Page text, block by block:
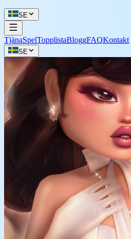
SE
TjänaSpelTopplistaBloggFAQKontakt
SE